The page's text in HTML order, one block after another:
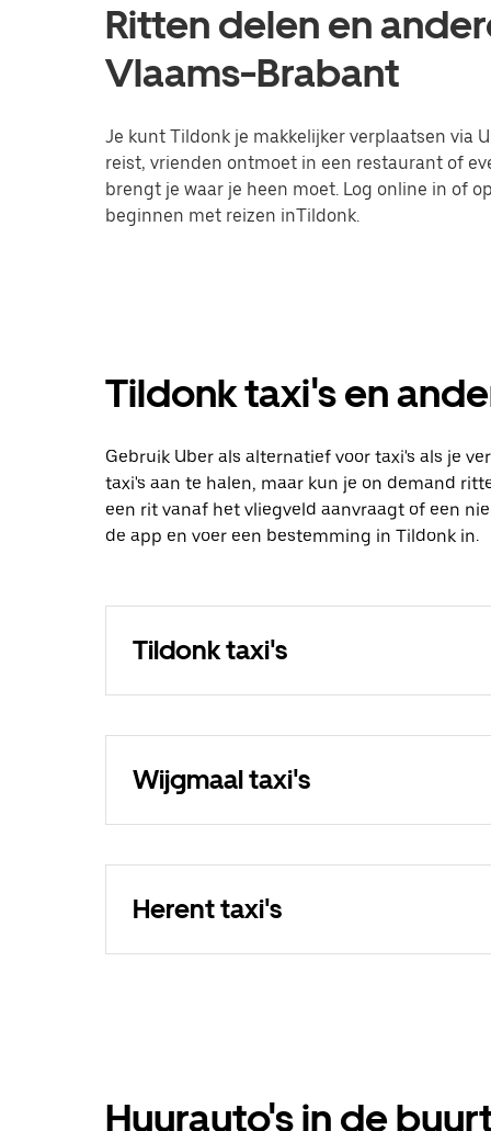
Ritten delen en
Vlaams-Brabant
Je kunt Tildonk je makkelijker verplaatsen via
reist, vrienden ontmoet in een restaurant of
brengt je waar je heen moet. Log online in of
beginnen met reizen inTildonk.
Tildonk taxi's en
Gebruik Uber als alternatief voor taxi's als je
taxi's aan te halen, maar kun je on demand
een rit vanaf het vliegveld aanvraagt of een
de app en voer een bestemming in Tildonk in.
Tildonk taxi's
Wijgmaal taxi's
Herent taxi's
Huurauto's in de